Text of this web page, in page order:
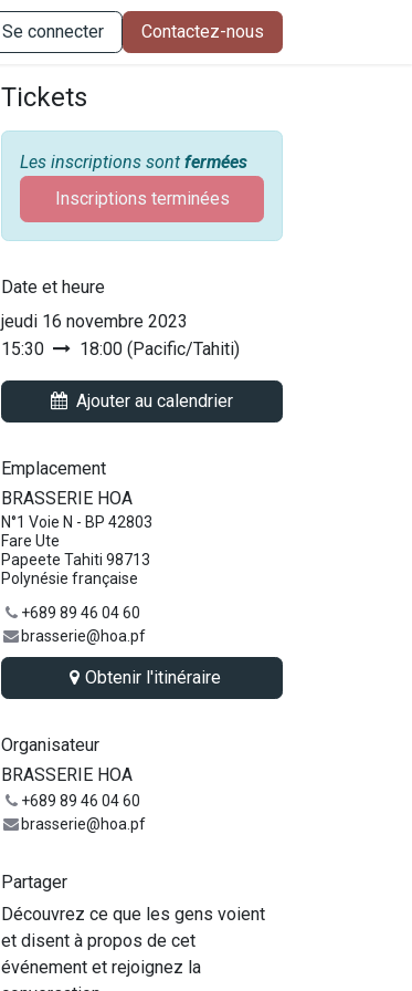
Se connecter Contactez-nous
Tickets
Les inscriptions sont fermées
Inscriptions terminées
Date et heure
jeudi 16 novembre 2023
15:30
18:00 (Pacific/Tahiti)
Ajouter au calendrier
Emplacement
BRASSERIE HOA
N°1 Voie N - BP 42803
Fare Ute
Papeete Tahiti 98713
Polynésie française
+689 89 46 04 60
brasserie@hoa.pf
Obtenir l'itinéraire
Organisateur
BRASSERIE HOA
+689 89 46 04 60
brasserie@hoa.pf
Partager
Découvrez ce que les gens voient
et disent à propos de cet
événement et rejoignez la